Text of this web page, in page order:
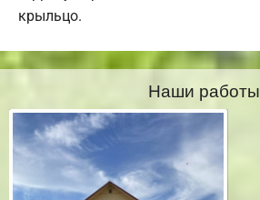
крыльцо.
Наши работы